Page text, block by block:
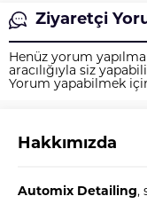
Ziyaretçi
Henüz yorum
aracılığıyla siz
Yorum yapabilmek
Hakkımızda
Automix Detailing,